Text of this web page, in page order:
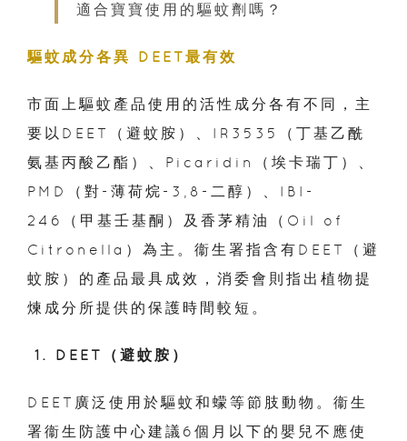
適合寶寶使用的驅蚊劑嗎？
驅蚊成分各異 DEET最有效
市面上驅蚊產品使用的活性成分各有不同，主
要以DEET（避 蚊胺） 、I R3535（丁基乙酰
氨基丙酸乙酯）、Picaridin（埃卡瑞丁）、
PMD（對-薄荷烷-3,8-二醇）、IBI-
246（甲基壬基酮）及香茅精油（Oil of
Citronella）為主。 衞生署指含有DEET（避
蚊胺）的產品最具成效， 消委會則指出 植物提
煉成分所提供的保護時間較短。
1. DEET（避蚊胺）
DEET廣泛使用於驅蚊和蠓等節肢動物。衞生
署衞生防護中心建議6個月以下的嬰兒不應使